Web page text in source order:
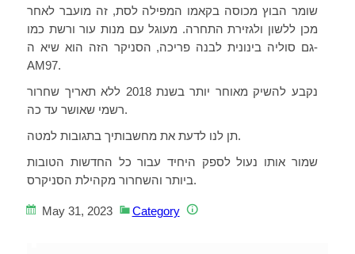
שומר הבוץ מכוסה בקאמו המפילה לסת, זה מועבר לאחר
מכן ללשון ולגזירת התחרה. מעוגל עם מנות עור ורשת כמו
גם סוליה בינונית לבנה פריכה, הסניקר הזה הוא שיא ה-
AM97.
נקבע להשיק מאוחר יותר בשנת 2018 ללא תאריך שחרור
רשמי שאושר עד כה.
תן לנו לדעת את מחשבותיך בתגובות למטה.
שמור אותו נעול לספק היחיד עבור כל החדשות הטובות
ביותר והשחרור מקהילת הסניקרס.
May 31, 2023 Category